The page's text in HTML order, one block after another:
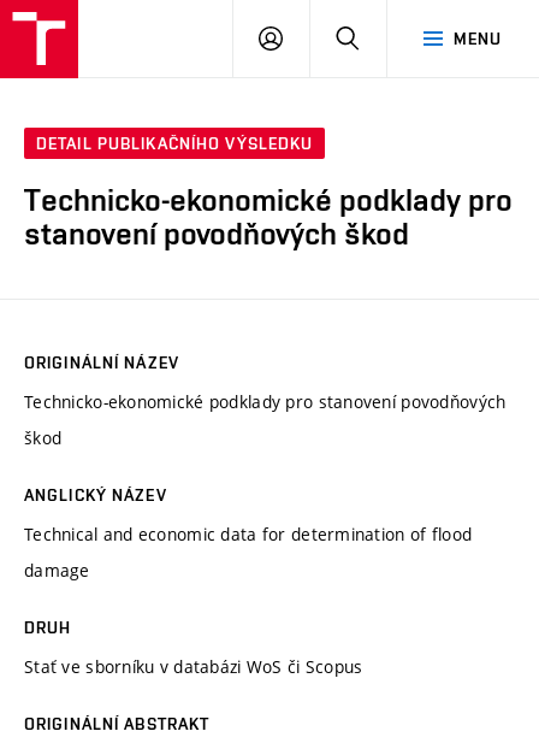
MENU
PŘIHLÁSIT
DETAIL PUBLIKAČNÍHO VÝSLEDKU
Technicko-ekonomické podklady pro
stanovení povodňových škod
ORIGINÁLNÍ NÁZEV
Technicko-ekonomické podklady pro stanovení povodňových
škod
ANGLICKÝ NÁZEV
Technical and economic data for determination of flood
damage
DRUH
Stať ve sborníku v databázi WoS či Scopus
ORIGINÁLNÍ ABSTRAKT